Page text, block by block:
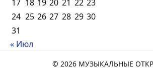
17 18 19 20 21 22 23
24 25 26 27 28 29 30
31
« Июл
© 2026 МУЗЫКАЛЬНЫЕ